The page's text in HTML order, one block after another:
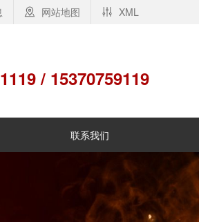
XML
网站地图
/ 15370759119
联系我们